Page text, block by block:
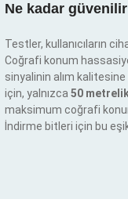
Ne kadar
Testler, kullanıcıların
Coğrafi konum
sinyalinin alım kalitesine
için, yalnızca 50
maksimum coğrafi
İndirme bitleri için bu